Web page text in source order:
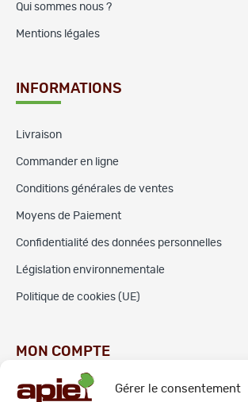
Gérer le consentement
Qui sommes nous ?
Mentions légales
INFORMATIONS
Livraison
Commander en ligne
Conditions générales de ventes
Moyens de Paiement
Confidentialité des données personnelles
Législation environnementale
Politique de cookies (UE)
MON COMPTE
Commandes